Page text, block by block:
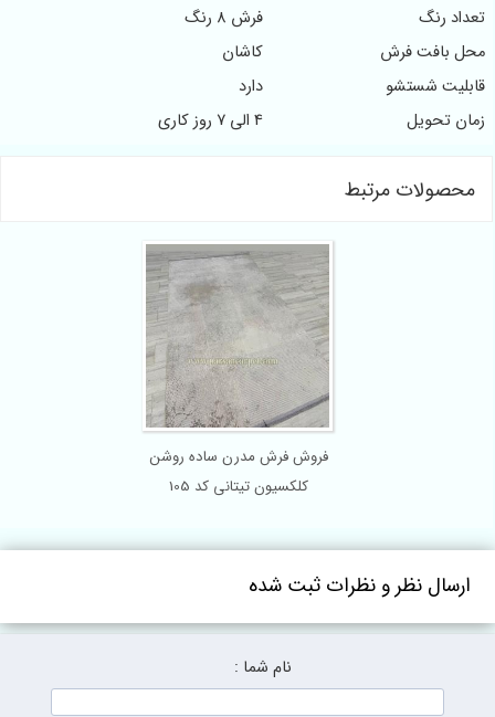
فرش
شستشو
مرتبط
فروش فرش مدرن ساده روشن
کلکسیون تیتانی کد 105
نظر و نظرات ثبت شده